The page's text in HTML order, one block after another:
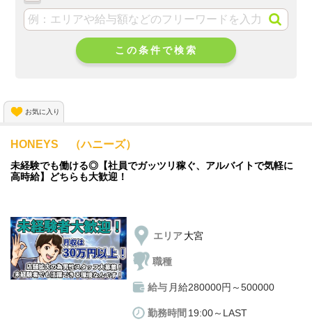
この条件で検索
お気に入り
HONEYS （ハニーズ）
未経験でも働ける◎【社員でガッツリ稼ぐ、アルバイトで気軽に
高時給】どちらも大歓迎！
エリア大宮
職種
給与 月給280000円～500000
勤務時間 19:00～LAST